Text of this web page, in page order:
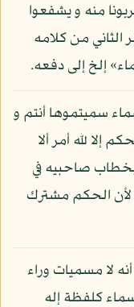
منه و يشفعوا
الثاني من كلامه
إلخ إلى دفعه.
سميتموها أنتم و
إلا لله أمر ألا
صاحبيه في
الحكم مشترك
لا مسميات وراء
كلفظة إله